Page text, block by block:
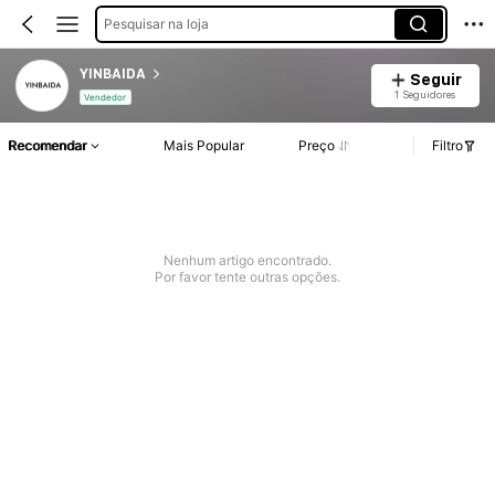
Pesquisar na loja
YINBAIDA
Vendedor
Seguir
1 Seguidores
Recomendar Mais Popular Preço Filtro
Nenhum artigo encontrado.
Por favor tente outras opções.